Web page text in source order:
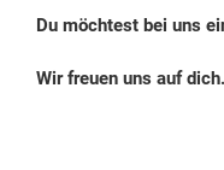
Du möchtest bei uns
Wir freuen uns auf dich.